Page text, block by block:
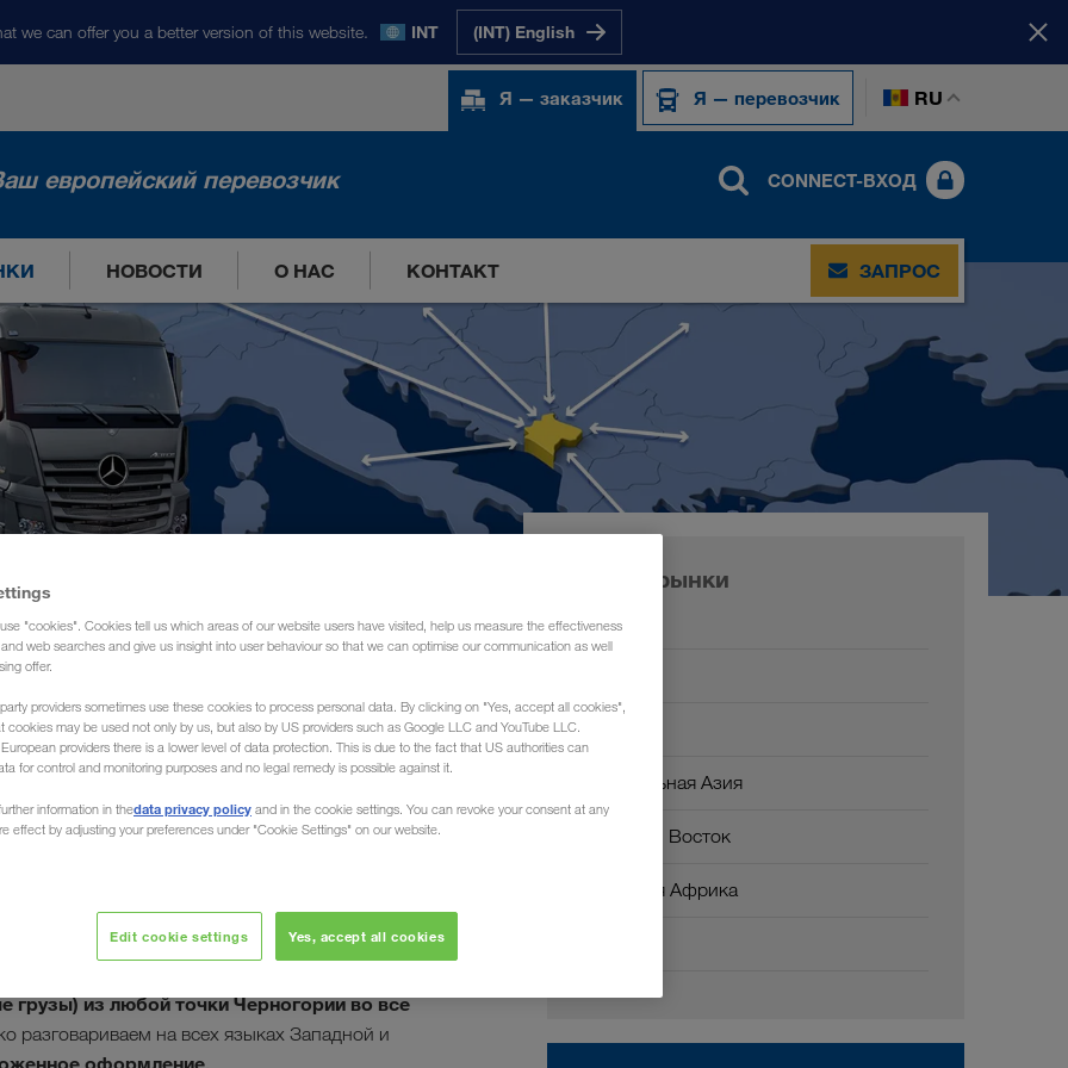
we can offer you a better version of this website. INT (INT) English
Я — заказчик Я — перевозчик RU
европейский перевозчик CONNECT-ВХОД
НОВОСТИ О НАС КОНТАКТ ЗАПРОС
груза)
из Черногории в
Улцинь — мы загрузим и разгрузим Ваши товары в
LKW WALTER , Ваш европейский перевозчик,
грузы) из любой точки Черногории во все
разговариваем на всех языках Западной и
оформление
Наши рынки
Европа
Центральная Азия
Ближний Восток
Северная Африка
"cookies". Cookies tell us which areas of our website users have visited, help us measure the effectiveness
web searches and give us insight into user behaviour so that we can optimise our communication as well
offer.
providers sometimes use these cookies to process personal data. By clicking on "Yes, accept all cookies",
cookies may be used not only by us, but also by US providers such as Google LLC and YouTube LLC.
providers there is a lower level of data protection. This is due to the fact that US authorities can
for control and monitoring purposes and no legal remedy is possible against it.
information in thedata privacy policy and in the cookie settings. You can revoke your consent at any
effect by adjusting your preferences under "Cookie Settings" on our website.
Edit cookie settings Yes, accept all cookies